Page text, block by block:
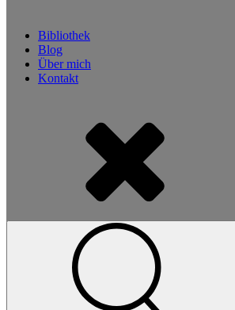
Bibliothek
Blog
Über mich
Kontakt